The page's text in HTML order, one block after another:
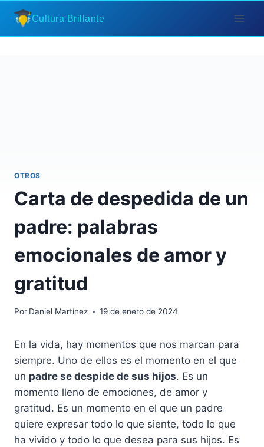
Saltar
contenido
Cultura Brillante
OTROS
Carta de despedida de un
padre: palabras
emocionales de amor y
gratitud
Por Daniel Martínez 19 de enero de 2024
En la vida, hay momentos que nos marcan para
siempre. Uno de ellos es el momento en el que
un padre se despide de sus hijos. Es un
momento lleno de emociones, de amor y
gratitud. Es un momento en el que un padre
quiere expresar todo lo que siente, todo lo que
ha vivido y todo lo que desea para sus hijos. Es